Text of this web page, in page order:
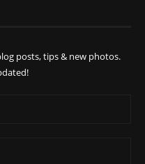
posts, tips & new photos.